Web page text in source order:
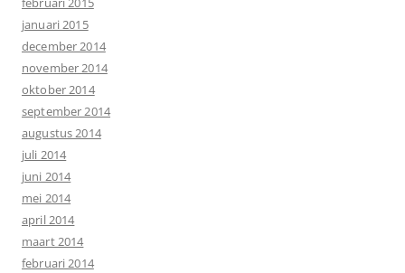
januari 2015
december 2014
november 2014
oktober 2014
september 2014
augustus 2014
juli 2014
juni 2014
mei 2014
april 2014
maart 2014
februari 2014